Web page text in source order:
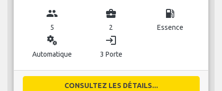
group
5
business_center
2
local_gas_station
Essence
miscellaneous_services
Automatique
login
3 Porte
CONSULTEZ LES DÉTAILS...